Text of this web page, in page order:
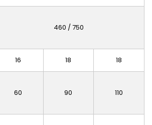
460 / 750
16 18 18
60 90 110